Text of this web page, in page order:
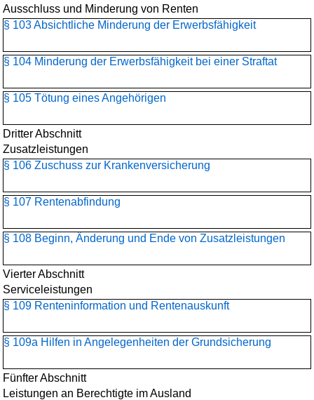
Ausschluss und Minderung von Renten
§ 103 Absichtliche Minderung der Erwerbsfähigkeit
§ 104 Minderung der Erwerbsfähigkeit bei einer Straftat
§ 105 Tötung eines Angehörigen
Dritter Abschnitt
Zusatzleistungen
§ 106 Zuschuss zur Krankenversicherung
§ 107 Rentenabfindung
§ 108 Beginn, Änderung und Ende von Zusatzleistungen
Vierter Abschnitt
Serviceleistungen
§ 109 Renteninformation und Rentenauskunft
§ 109a Hilfen in Angelegenheiten der Grundsicherung
Fünfter Abschnitt
Leistungen an Berechtigte im Ausland